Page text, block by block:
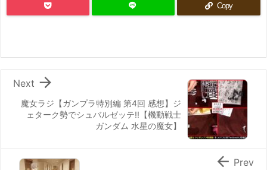
Copy
魔女ラジ【ガンプラ特別編 第4回 感想】ジ
ェターク勢でシュバルゼッテ!!【機動戦士
ガンダム 水星の魔女】

Next
 Prev